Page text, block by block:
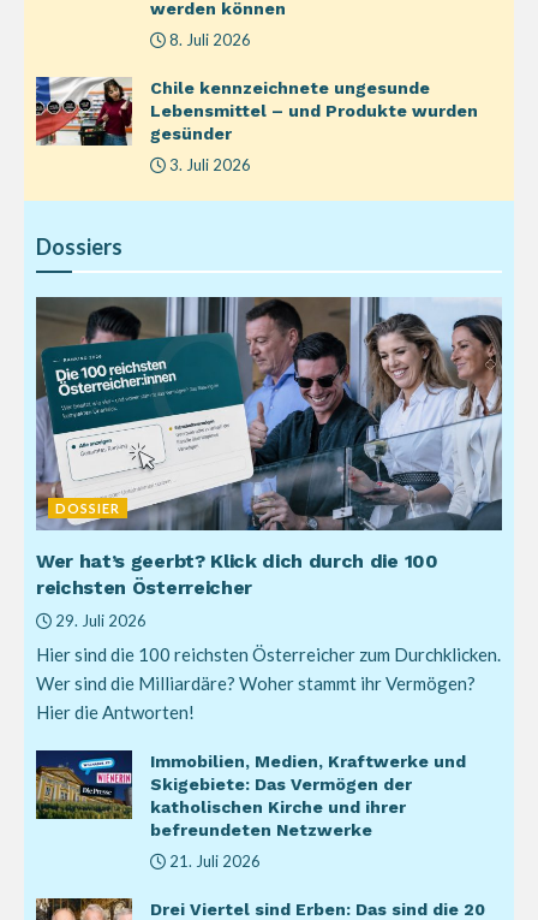
werden können
8. Juli 2026
Chile kennzeichnete ungesunde
Lebensmittel – und Produkte wurden
gesünder
3. Juli 2026
Dossiers
DOSSIER
Wer hat’s geerbt? Klick dich durch die 100
reichsten Österreicher
29. Juli 2026
Hier sind die 100 reichsten Österreicher zum Durchklicken.
Wer sind die Milliardäre? Woher stammt ihr Vermögen?
Hier die Antworten!
Immobilien, Medien, Kraftwerke und
Skigebiete: Das Vermögen der
katholischen Kirche und ihrer
befreundeten Netzwerke
21. Juli 2026
Drei Viertel sind Erben: Das sind die 20